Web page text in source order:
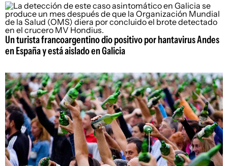
Un turista francoargentino dio positivo por hantavirus Andes
en España y está aislado en Galicia